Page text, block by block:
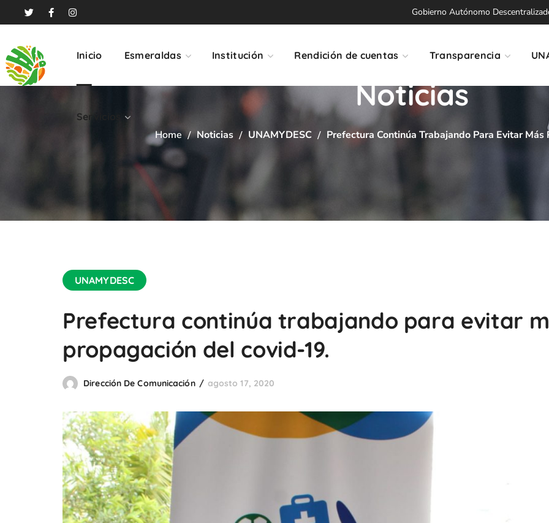
Gobierno Autónomo
Inicio Esmeraldas Institución Rendición de cuentas Transparencia
Servicios
Noticias
Home Noticias UNAMYDESC Prefectura Continúa Trabajando Para Evitar
UNAMYDESC
Prefectura continúa trabajando para evitar
propagación del covid-19.
Dirección De Comunicación agosto 17, 2020